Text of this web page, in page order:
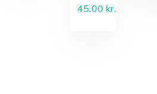
45.00 kr.